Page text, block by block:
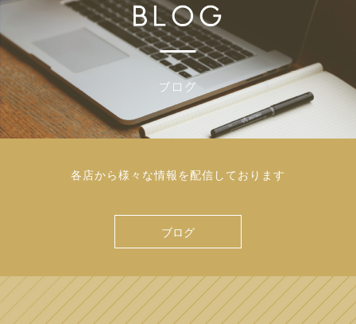
各店から様々な情報を配信しております
ブログ